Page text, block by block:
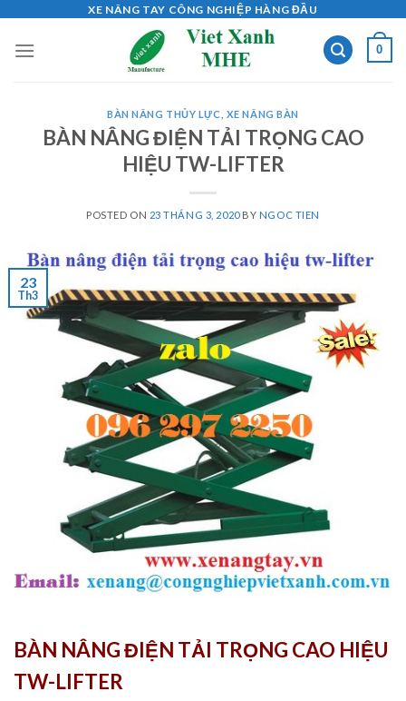
content
XE NÂNG TAY CÔNG NGHIỆP HÀNG ĐẦU
0
BÀN NÂNG THỦY LỰC XE NÂNG BÀN
BÀN NÂNG ĐIỆN TẢI TRỌNG CAO
HIỆU TW-LIFTER
POSTED ON 23 THÁNG 3, 2020BY NGOC TIEN
23
Th3
BÀN NÂNG ĐIỆN TẢI TRỌNG CAO HIỆU
TW-LIFTER